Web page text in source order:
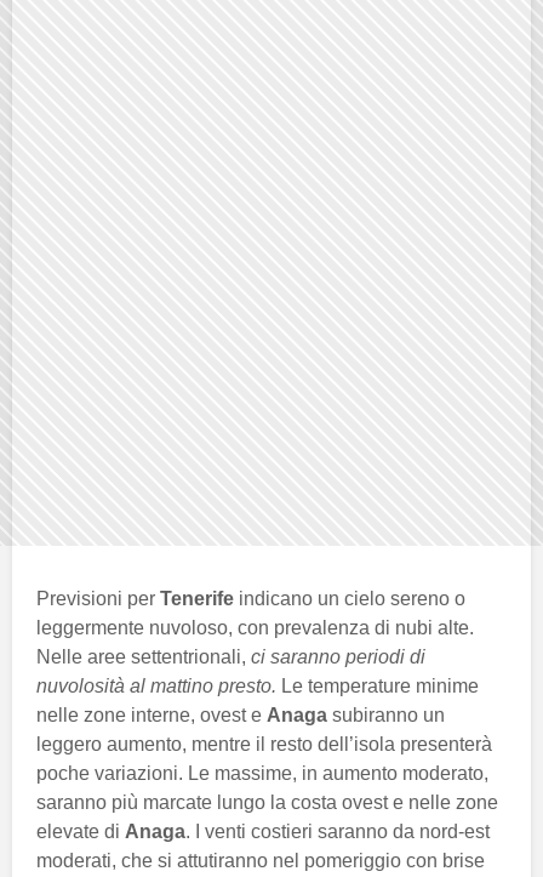
Previsioni per Tenerife indicano un cielo sereno o
leggermente nuvoloso, con prevalenza di nubi alte.
Nelle aree settentrionali, ci saranno periodi di
nuvolosità al mattino presto. Le temperature minime
nelle zone interne, ovest e Anaga subiranno un
leggero aumento, mentre il resto dell’isola presenterà
poche variazioni. Le massime, in aumento moderato,
saranno più marcate lungo la costa ovest e nelle zone
elevate di Anaga. I venti costieri saranno da nord-est
moderati, che si attutiranno nel pomeriggio con brise